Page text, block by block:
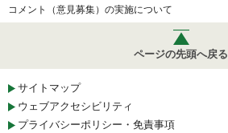
コメント（意見募集）の実施について
ページの先頭へ戻る
サイトマップ
ウェブアクセシビリティ
プライバシーポリシー・免責事項